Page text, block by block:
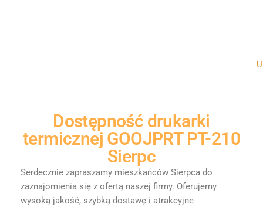
Dostępność drukarki
termicznej GOOJPRT PT-210
Sierpc
Serdecznie zapraszamy mieszkańców Sierpca do
zaznajomienia się z ofertą naszej firmy. Oferujemy
wysoką jakość, szybką dostawę i atrakcyjne